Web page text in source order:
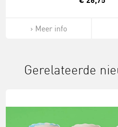
Meer info
Gerelateerde